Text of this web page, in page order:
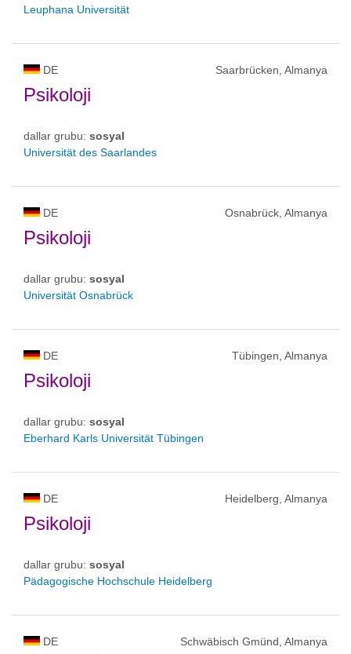
Leuphana Universität
DE Saarbrücken, Almanya
Psikoloji
dallar grubu: sosyal
Universität des Saarlandes
DE Osnabrück, Almanya
Psikoloji
dallar grubu: sosyal
Universität Osnabrück
DE Tübingen, Almanya
Psikoloji
dallar grubu: sosyal
Eberhard Karls Universität Tübingen
DE Heidelberg, Almanya
Psikoloji
dallar grubu: sosyal
Pädagogische Hochschule Heidelberg
DE Schwäbisch Gmünd, Almanya